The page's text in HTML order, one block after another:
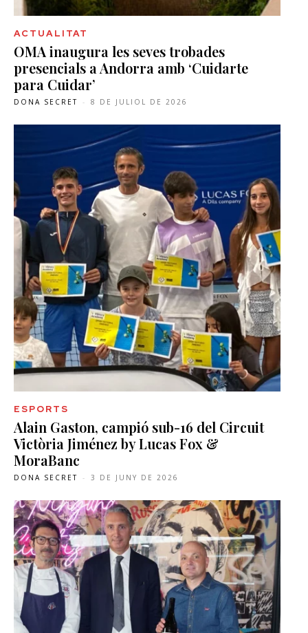
ACTUALITAT
OMA inaugura les seves trobades
presencials a Andorra amb ‘Cuidarte
para Cuidar’
DONA SECRET - 8 DE JULIOL DE 2026
ESPORTS
Alain Gaston, campió sub-16 del Circuit
Victòria Jiménez by Lucas Fox &
MoraBanc
DONA SECRET - 3 DE JUNY DE 2026